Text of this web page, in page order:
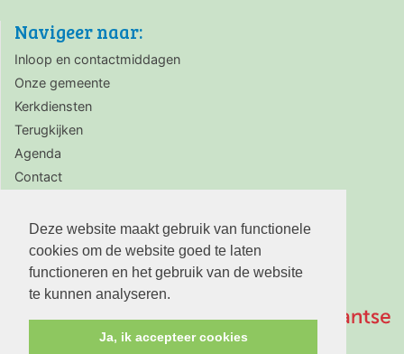
Deze website maakt gebruik van functionele
cookies om de website goed te laten
functioneren en het gebruik van de website
te kunnen analyseren.
Ja, ik accepteer cookies
Navigeer naar:
Inloop en contactmiddagen
Onze gemeente
Kerkdiensten
Terugkijken
Agenda
Contact